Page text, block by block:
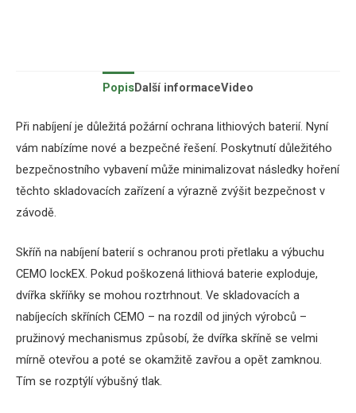
PopisDalší informaceVideo
Při nabíjení je důležitá požární ochrana lithiových baterií. Nyní
vám nabízíme nové a bezpečné řešení. Poskytnutí důležitého
bezpečnostního vybavení může minimalizovat následky hoření
těchto skladovacích zařízení a výrazně zvýšit bezpečnost v
závodě.
Skříň na nabíjení baterií s ochranou proti přetlaku a výbuchu
CEMO lockEX. Pokud poškozená lithiová baterie exploduje,
dvířka skříňky se mohou roztrhnout. Ve skladovacích a
nabíjecích skříních CEMO – na rozdíl od jiných výrobců –
pružinový mechanismus způsobí, že dvířka skříně se velmi
mírně otevřou a poté se okamžitě zavřou a opět zamknou.
Tím se rozptýlí výbušný tlak.